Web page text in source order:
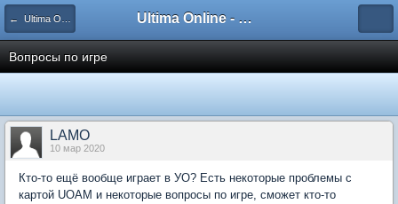
← Ultima Online Official Ultima Online - Форум Русского сообщества игры
Вопросы по игре
LAMO
10 мар 2020
Кто-то ещё вообще играет в УО? Есть некоторые проблемы с
картой UOAM и некоторые вопросы по игре, сможет кто-то